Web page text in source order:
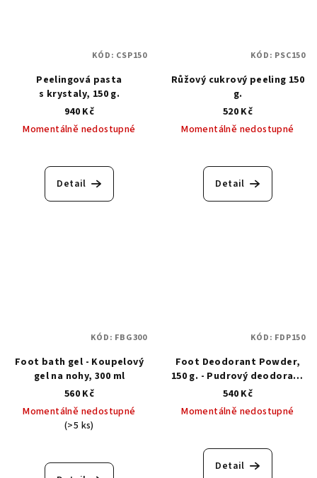
Peelingová pasta
s krystaly, 150 g.
940 Kč
Momentálně nedostupné
Detail
KÓD: CSP150
Růžový cukrový peeling 150
g.
520 Kč
Momentálně nedostupné
Detail
KÓD: PSC150
Foot bath gel - Koupelový
gel na nohy, 300 ml
560 Kč
Momentálně nedostupné
(>5 ks)
KÓD: FBG300
Foot Deodorant Powder,
150 g. - Pudrový deodorant
na nohy
540 Kč
Momentálně nedostupné
Detail
KÓD: FDP150